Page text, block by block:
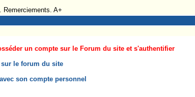
Remerciements. A+
un compte sur le Forum du site et s'authentifier
le forum du site
son compte personnel